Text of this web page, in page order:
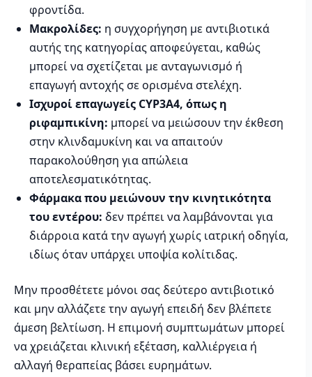
φροντίδα.
Μακρολίδες: η συγχορήγηση με αντιβιοτικά
αυτής της κατηγορίας αποφεύγεται, καθώς
μπορεί να σχετίζεται με ανταγωνισμό ή
επαγωγή αντοχής σε ορισμένα στελέχη.
Ισχυροί επαγωγείς CYP3A4, όπως η
ριφαμπικίνη: μπορεί να μειώσουν την έκθεση
στην κλινδαμυκίνη και να απαιτούν
παρακολούθηση για απώλεια
αποτελεσματικότητας.
Φάρμακα που μειώνουν την κινητικότητα
του εντέρου: δεν πρέπει να λαμβάνονται για
διάρροια κατά την αγωγή χωρίς ιατρική οδηγία,
ιδίως όταν υπάρχει υποψία κολίτιδας.
Μην προσθέτετε μόνοι σας δεύτερο αντιβιοτικό
και μην αλλάζετε την αγωγή επειδή δεν βλέπετε
άμεση βελτίωση. Η επιμονή συμπτωμάτων μπορεί
να χρειάζεται κλινική εξέταση, καλλιέργεια ή
αλλαγή θεραπείας βάσει ευρημάτων.